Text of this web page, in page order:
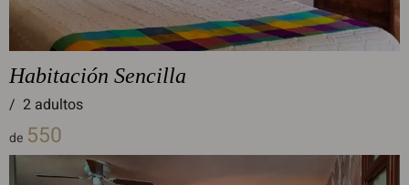
Habitación Sencilla
/ 2 adultos
de 550